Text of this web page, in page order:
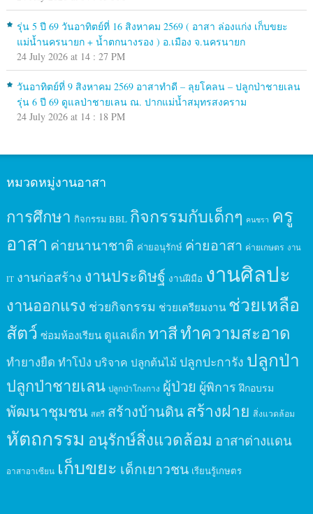
รุ่น 5 ปี 69 วันอาทิตย์ที่ 16 สิงหาคม 2569 ( อาสา ล่องแก่ง เก็บขยะ
แม่น้ำนครนายก + น้ำตกนางรอง ) อ.เมือง จ.นครนายก
24 July 2026 at 14 : 27 PM
วันอาทิตย์ที่ 9 สิงหาคม 2569 อาสาทำดี – ลุยโคลน – ปลูกป่าชายเลน
รุ่น 6 ปี 69 ดูแลป่าชายเลน ณ. ปากแม่น้ำสมุทรสงคราม
24 July 2026 at 14 : 18 PM
หมวดหมู่งานอาสา
การศึกษา กิจกรรม BBL กิจกรรมกับเด็กๆ คนชรา ครู
อาสา ค่ายนานาชาติ ค่ายอนุรักษ์ ค่ายอาสา ค่ายเกษตร งาน
IT งานก่อสร้าง งานประดิษฐ์ งานฝีมือ งานศิลปะ
งานออกแรง ช่วยกิจกรรม ช่วยเตรียมงาน ช่วยเหลือ
สัตว์ ซ่อมห้องเรียน ดูแลเด็ก ทาสีทำความสะอาด
ทำยางยืด ทำโป่ง บริจาค ปลูกต้นไม้ ปลูกปะการัง ปลูกป่า
ปลูกป่าชายเลน ปลูกป่าโกงกาง ผู้ป่วย ผู้พิการ ฝึกอบรม
พัฒนาชุมชน สตรี สร้างบ้านดินสร้างฝาย สิ่งแวดล้อม
หัตถกรรม อนุรักษ์สิ่งแวดล้อม อาสาต่างแดน
อาสาอาเซียน เก็บขยะ เด็กเยาวชน เรียนรู้เกษตร